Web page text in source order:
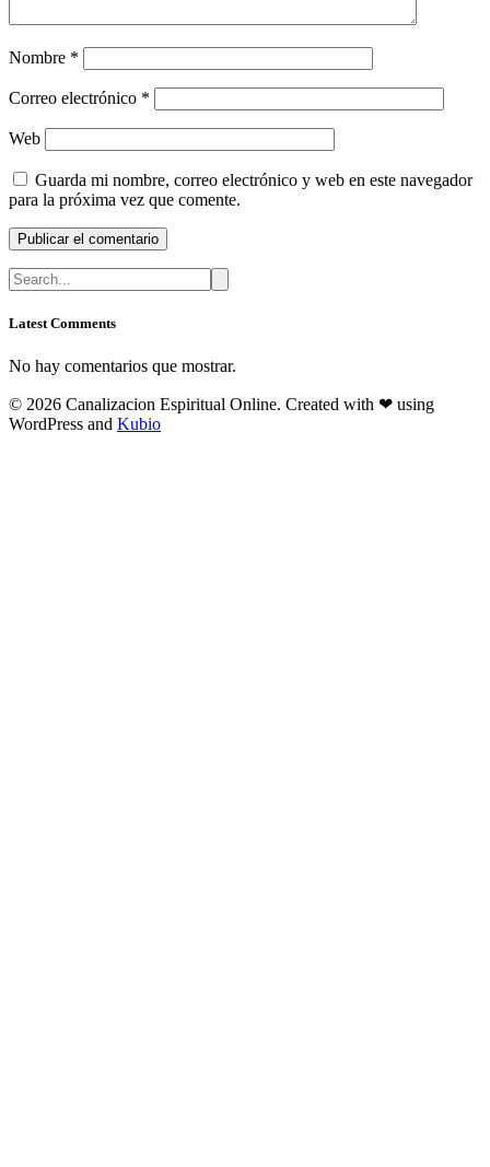
Nombre *
Correo electrónico *
Web
Guarda mi nombre, correo electrónico y web en este navegador
para la próxima vez que comente.
Latest Comments
No hay comentarios que mostrar.
© 2026 Canalizacion Espiritual Online. Created with ❤ using
WordPress and Kubio